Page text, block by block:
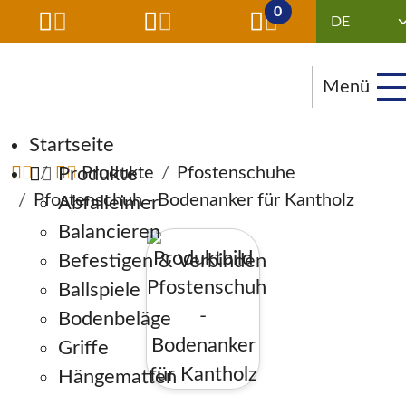
0
Menü
Navigation überspringen
Startseite
Produkte
Abfalleimer
Balancieren
Befestigen & Verbinden
Ballspiele
Bodenbeläge
Griffe
Hängematten
Produkte
Pfostenschuhe
Pfostenschuh - Bodenanker für Kantholz